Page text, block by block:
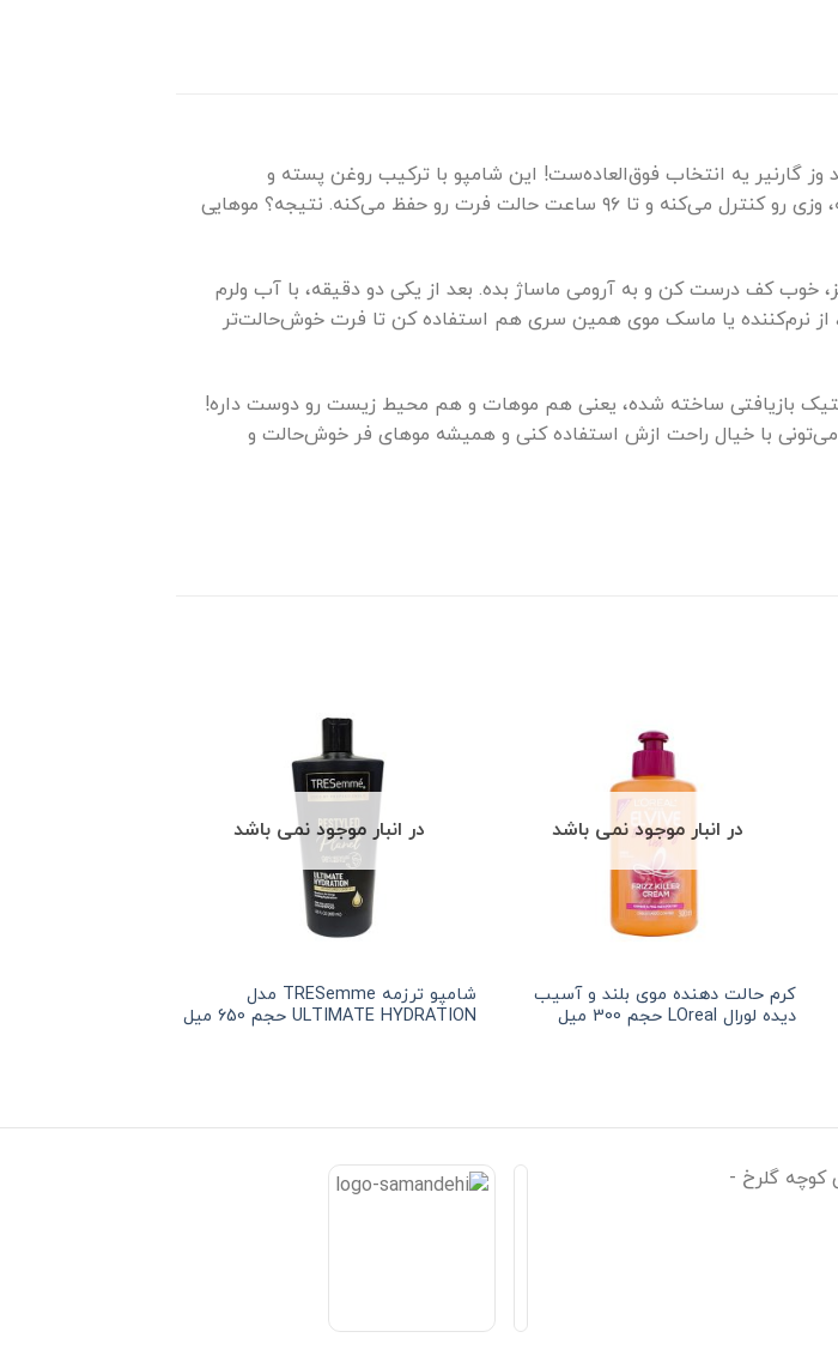
گارنیر یه انتخاب فوق‌العاده‌ست! این شامپو با ترکیب روغن پسته و
پروتئین‌های گیاهی طراحی شده که موهات رو حسابی آبرسانی و نرم می‌کنه، وزی رو کنترل می‌کنه و تا ۹۶ ساعت حالت فرت رو حفظ می‌کنه. نتیجه؟ موهایی
خوب کف درست کن و به آرومی ماساژ بده. بعد از یکی دو دقیقه، با آب ولرم
نرم‌کننده یا ماسک موی همین سری هم استفاده کن تا فرت خوش‌حالت‌تر
۲۵۰ میلی‌لیتری ارائه شده و بطریش ۱۰۰٪ از پلاستیک بازیافتی ساخته شده، یعنی هم موهات و هم محیط زیست رو دوست داره!
با خیال راحت ازش استفاده کنی و همیشه موهای فر خوش‌حالت و
در انبار موجود نمی باشد
کرم حالت دهنده موی بلند و آسیب
دیده لورال LOreal حجم 300 میل
در انبار موجود نمی باشد
شامپو ترزمه TRESemme مدل
ULTIMATE HYDRATION حجم 650 میل
کوچه گلرخ -